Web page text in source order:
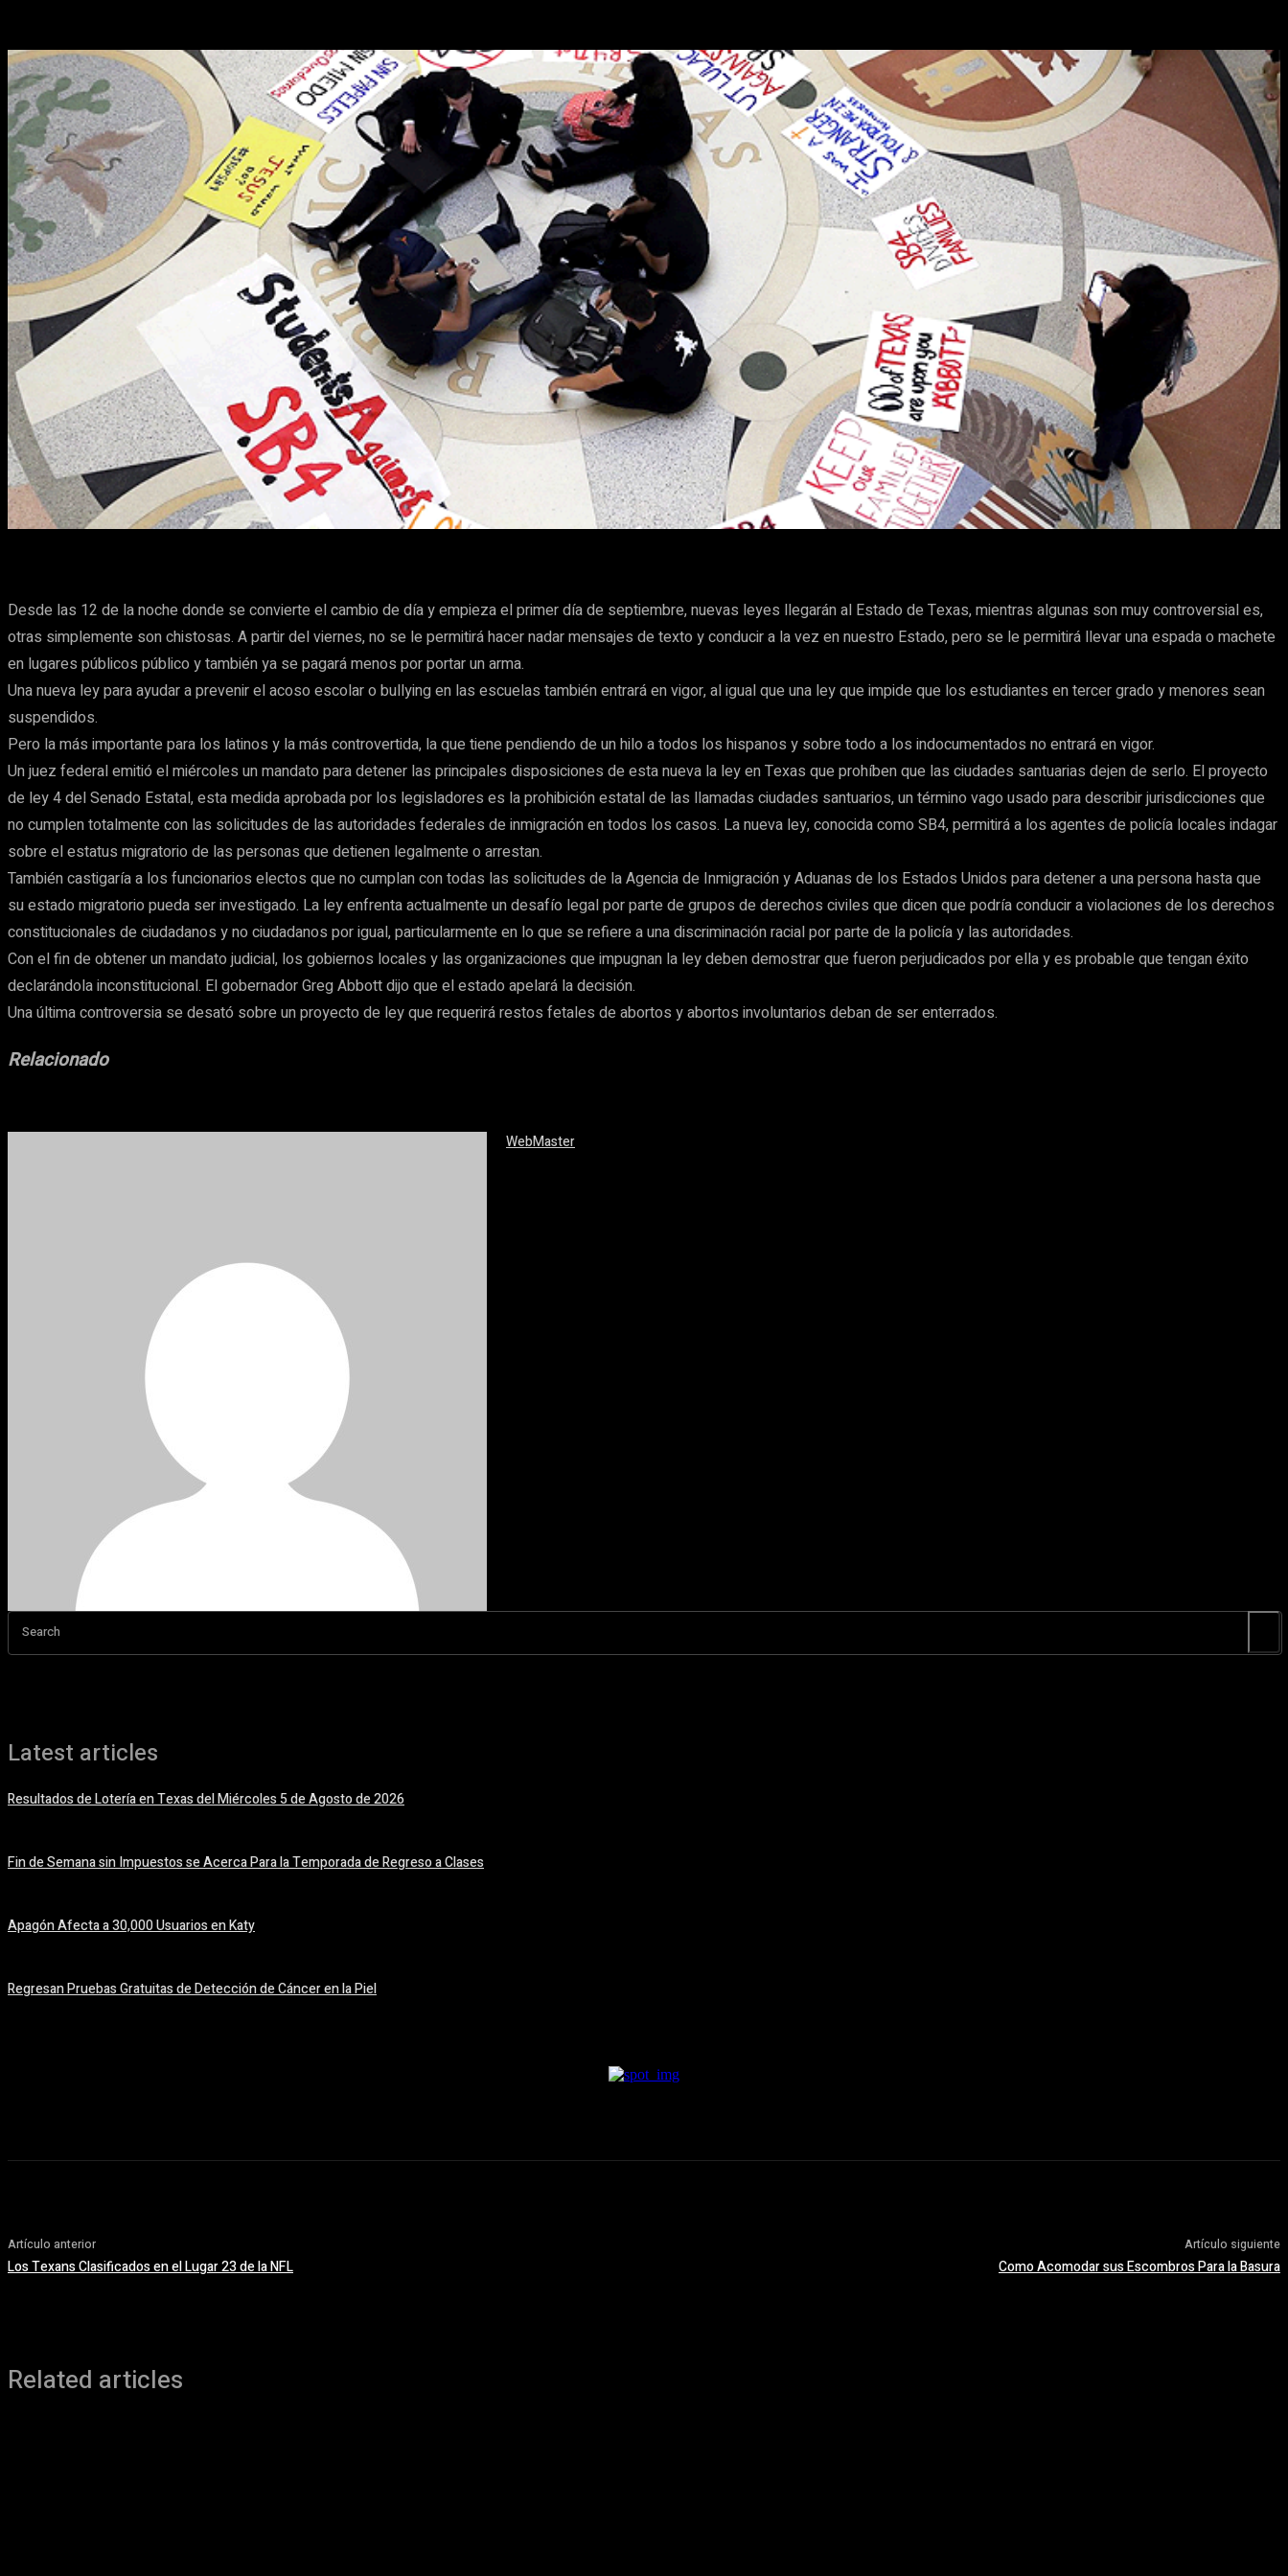
Cuota Facebook Pinterest WhatsApp
Desde las 12 de la noche donde se convierte el cambio de día y empieza el primer día de septiembre, nuevas leyes llegarán al Estado de Texas, mientras algunas son muy controversial es,
otras simplemente son chistosas. A partir del viernes, no se le permitirá hacer nadar mensajes de texto y conducir a la vez en nuestro Estado, pero se le permitirá llevar una espada o machete
en lugares públicos público y también ya se pagará menos por portar un arma.
Una nueva ley para ayudar a prevenir el acoso escolar o bullying en las escuelas también entrará en vigor, al igual que una ley que impide que los estudiantes en tercer grado y menores sean
suspendidos.
Pero la más importante para los latinos y la más controvertida, la que tiene pendiendo de un hilo a todos los hispanos y sobre todo a los indocumentados no entrará en vigor.
Un juez federal emitió el miércoles un mandato para detener las principales disposiciones de esta nueva la ley en Texas que prohíben que las ciudades santuarias dejen de serlo. El proyecto
de ley 4 del Senado Estatal, esta medida aprobada por los legisladores es la prohibición estatal de las llamadas ciudades santuarios, un término vago usado para describir jurisdicciones que
no cumplen totalmente con las solicitudes de las autoridades federales de inmigración en todos los casos. La nueva ley, conocida como SB4, permitirá a los agentes de policía locales indagar
sobre el estatus migratorio de las personas que detienen legalmente o arrestan.
También castigaría a los funcionarios electos que no cumplan con todas las solicitudes de la Agencia de Inmigración y Aduanas de los Estados Unidos para detener a una persona hasta que
su estado migratorio pueda ser investigado. La ley enfrenta actualmente un desafío legal por parte de grupos de derechos civiles que dicen que podría conducir a violaciones de los derechos
constitucionales de ciudadanos y no ciudadanos por igual, particularmente en lo que se refiere a una discriminación racial por parte de la policía y las autoridades.
Con el fin de obtener un mandato judicial, los gobiernos locales y las organizaciones que impugnan la ley deben demostrar que fueron perjudicados por ella y es probable que tengan éxito
declarándola inconstitucional. El gobernador Greg Abbott dijo que el estado apelará la decisión.
Una última controversia se desató sobre un proyecto de ley que requerirá restos fetales de abortos y abortos involuntarios deban de ser enterrados.
Relacionado
WebMaster
Search
Latest articles
Resultados de Lotería en Texas del Miércoles 5 de Agosto de 2026
Fin de Semana sin Impuestos se Acerca Para la Temporada de Regreso a Clases
Apagón Afecta a 30,000 Usuarios en Katy
Regresan Pruebas Gratuitas de Detección de Cáncer en la Piel
Artículo anterior
Los Texans Clasificados en el Lugar 23 de la NFL
Artículo siguiente
Como Acomodar sus Escombros Para la Basura
Related articles